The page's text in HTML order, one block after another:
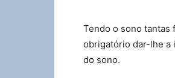
Tendo o sono tantas
obrigatório dar-lhe a
do sono.